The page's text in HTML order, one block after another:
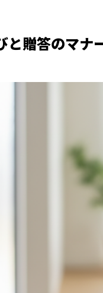
と贈答のマナ